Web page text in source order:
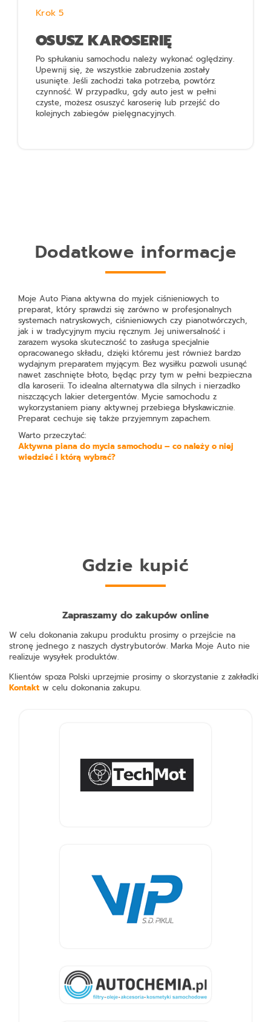
Krok 5
OSUSZ KAROSERIĘ
Po spłukaniu samochodu należy wykonać oględziny.
Upewnij się, że wszystkie zabrudzenia zostały
usunięte. Jeśli zachodzi taka potrzeba, powtórz
czynność. W przypadku, gdy auto jest w pełni
czyste, możesz osuszyć karoserię lub przejść do
kolejnych zabiegów pielęgnacyjnych.
Dodatkowe informacje
Moje Auto Piana aktywna do myjek ciśnieniowych to
preparat, który sprawdzi się zarówno w profesjonalnych
systemach natryskowych, ciśnieniowych czy pianotwórczych,
jak i w tradycyjnym myciu ręcznym. Jej uniwersalność i
zarazem wysoka skuteczność to zasługa specjalnie
opracowanego składu, dzięki któremu jest również bardzo
wydajnym preparatem myjącym. Bez wysiłku pozwoli usunąć
nawet zaschnięte błoto, będąc przy tym w pełni bezpieczna
dla karoserii. To idealna alternatywa dla silnych i nierzadko
niszczących lakier detergentów. Mycie samochodu z
wykorzystaniem piany aktywnej przebiega błyskawicznie.
Preparat cechuje się także przyjemnym zapachem.
Warto przeczytać:
Aktywna piana do mycia samochodu – co należy o niej
wiedzieć i którą wybrać?
Gdzie kupić
Zapraszamy do zakupów online
W celu dokonania zakupu produktu prosimy o przejście na
stronę jednego z naszych dystrybutorów. Marka Moje Auto nie
realizuje wysyłek produktów.
Klientów spoza Polski uprzejmie prosimy o skorzystanie z zakładki
Kontakt w celu dokonania zakupu.